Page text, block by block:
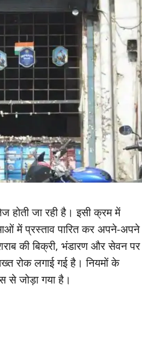
होती जा रही है। इसी क्रम में
में प्रस्ताव पारित कर अपने-अपने
की बिक्री, भंडारण और सेवन पर
रोक लगाई गई है। नियमों के
से जोड़ा गया है।